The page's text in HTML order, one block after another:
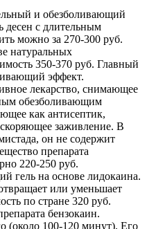
и обезболивающий
десен с длительным
можно за 270-300 руб.
натуральных
350-370 руб. Главный
эффект.
лекарство, снимающее
обезболивающим
как антисептик,
заживление. В
он не содержит
препарата
220-250 руб.
гель на основе лидокаина.
или уменьшает
по стране 320 руб.
бензокаин.
(около 100-120 минут). Его